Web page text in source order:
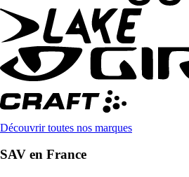
Découvrir toutes nos marques
SAV en France